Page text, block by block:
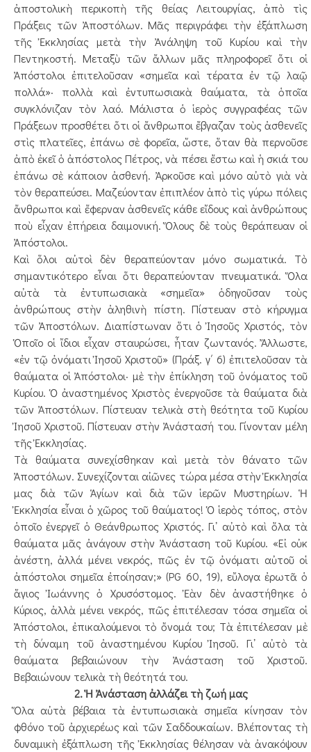
ἀποστολικὴ περικοπὴ τῆς θείας Λειτουργίας, ἀπὸ τὶς
Πράξεις τῶν Ἀποστόλων. Μᾶς περιγράφει τὴν ἐξάπλωση
τῆς Ἐκκλησίας μετὰ τὴν Ἀνάληψη τοῦ Κυρίου καὶ τὴν
Πεντηκοστή. Μεταξὺ τῶν ἄλλων μᾶς πληροφορεῖ ὅτι οἱ
Ἀπόστολοι ἐπιτελοῦσαν «σημεῖα καὶ τέρατα ἐν τῷ λαῷ
πολλά»· πολλὰ καὶ ἐντυπωσιακὰ θαύματα, τὰ ὁποῖα
συγκλόνιζαν τὸν λαό. Μάλιστα ὁ ἱερὸς συγγραφέας τῶν
Πράξεων προσθέτει ὅτι οἱ ἄνθρωποι ἔβγαζαν τοὺς ἀσθενεῖς
στὶς πλατεῖες, ἐπάνω σὲ φορεῖα, ὥστε, ὅταν θὰ περνοῦσε
ἀπὸ ἐκεῖ ὁ ἀπόστολος Πέτρος, νὰ πέσει ἔστω καὶ ἡ σκιά του
ἐπάνω σὲ κάποιον ἀσθενή. Ἀρκοῦσε καὶ μόνο αὐτὸ γιὰ νὰ
τὸν θεραπεύσει. Μαζεύονταν ἐπιπλέον ἀπὸ τὶς γύρω πόλεις
ἄνθρωποι καὶ ἔφερναν ἀσθενεῖς κάθε εἴδους καὶ ἀνθρώπους
ποὺ εἶχαν ἐπήρεια δαιμονική. Ὅλους δὲ τοὺς θεράπευαν οἱ
Ἀπόστολοι.
Καὶ ὅλοι αὐτοὶ δὲν θεραπεύονταν μόνο σωματικά. Τὸ
σημαντικότερο εἶναι ὅτι θεραπεύονταν πνευματικά. Ὅλα
αὐτὰ τὰ ἐντυπωσιακὰ «σημεῖα» ὁδηγοῦσαν τοὺς
ἀνθρώπους στὴν ἀληθινὴ πίστη. Πίστευαν στὸ κήρυγμα
τῶν Ἀποστόλων. Διαπίστωναν ὅτι ὁ Ἰησοῦς Χριστός, τὸν
Ὁποῖο οἱ ἴδιοι εἶχαν σταυρώσει, ἦταν ζωντανός. Ἄλλωστε,
«ἐν τῷ ὀνόματι Ἰησοῦ Χριστοῦ» (Πράξ. γ΄ 6) ἐπιτελοῦσαν τὰ
θαύματα οἱ Ἀπόστολοι· μὲ τὴν ἐπίκληση τοῦ ὀνόματος τοῦ
Κυρίου. Ὁ ἀναστημένος Χριστὸς ἐνεργοῦσε τὰ θαύματα διὰ
τῶν Ἀποστόλων. Πίστευαν τελικὰ στὴ θεότητα τοῦ Κυρίου
Ἰησοῦ Χριστοῦ. Πίστευαν στὴν Ἀνάστασή του. Γίνονταν μέλη
τῆς Ἐκκλησίας.
Τὰ θαύματα συνεχίσθηκαν καὶ μετὰ τὸν θάνατο τῶν
Ἀποστόλων. Συνεχίζονται αἰῶνες τώρα μέσα στὴν Ἐκκλησία
μας διὰ τῶν Ἁγίων καὶ διὰ τῶν ἱερῶν Μυστηρίων. Ἡ
Ἐκκλησία εἶναι ὁ χῶρος τοῦ θαύματος! Ὁ ἱερὸς τόπος, στὸν
ὁποῖο ἐνεργεῖ ὁ Θεάνθρωπος Χριστός. Γι᾿ αὐτὸ καὶ ὅλα τὰ
θαύματα μᾶς ἀνάγουν στὴν Ἀνάσταση τοῦ Κυρίου. «Εἰ οὐκ
ἀνέστη, ἀλλά μένει νεκρός, πῶς ἐν τῷ ὀνόματι αὐτοῦ οἱ
ἀπόστολοι σημεῖα ἐποίησαν;» (PG 60, 19), εὔλογα ἐρωτᾶ ὁ
ἅγιος Ἰωάννης ὁ Χρυσόστομος. Ἐὰν δὲν ἀναστήθηκε ὁ
Κύριος, ἀλλὰ μένει νεκρός, πῶς ἐπιτέλεσαν τόσα σημεῖα οἱ
Ἀπόστολοι, ἐπικαλούμενοι τὸ ὄνομά του; Τὰ ἐπιτέλεσαν μὲ
τὴ δύναμη τοῦ ἀναστημένου Κυρίου Ἰησοῦ. Γι᾿ αὐτὸ τὰ
θαύματα βεβαιώνουν τὴν Ἀνάσταση τοῦ Χριστοῦ.
Βεβαιώνουν τελικὰ τὴ θεότητά του.
2. Ἡ Ἀνάσταση ἀλλάζει τὴ ζωή μας
Ὅλα αὐτὰ βέβαια τὰ ἐντυπωσιακὰ σημεῖα κίνησαν τὸν
φθόνο τοῦ ἀρχιερέως καὶ τῶν Σαδδουκαίων. Βλέποντας τὴ
δυναμικὴ ἐξάπλωση τῆς Ἐκκλησίας θέλησαν νὰ ἀνακόψουν